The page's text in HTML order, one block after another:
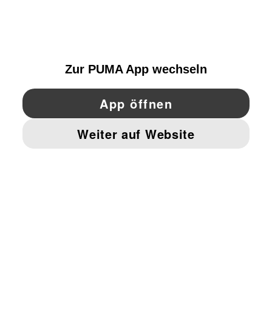
YouTube Pinterest
IMPRESSUM UND RECHTLICHE HINWEISE